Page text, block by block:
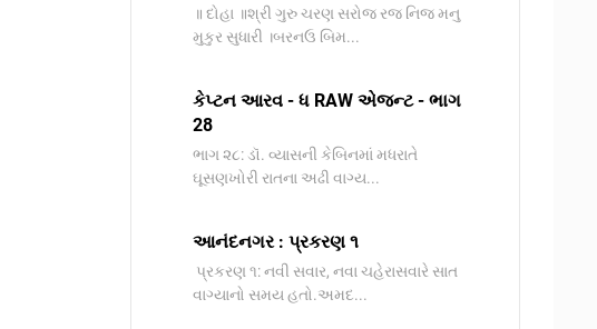
॥ દોહા ॥શ્રી ગુરુ ચરણ સરોજ રજ નિજ મનુ
મુકુર સુધારી ।બરનઉ બિમ...
કેપ્ટન આરવ - ધ RAW એજન્ટ - ભાગ
28
ભાગ ૨૮: ડૉ. વ્યાસની કેબિનમાં મધરાતે
ઘૂસણખોરી રાતના અઢી વાગ્ય...
આનંદનગર : પ્રકરણ ૧
પ્રકરણ ૧: નવી સવાર, નવા ચહેરાસવારે સાત
વાગ્યાનો સમય હતો.અમદ...